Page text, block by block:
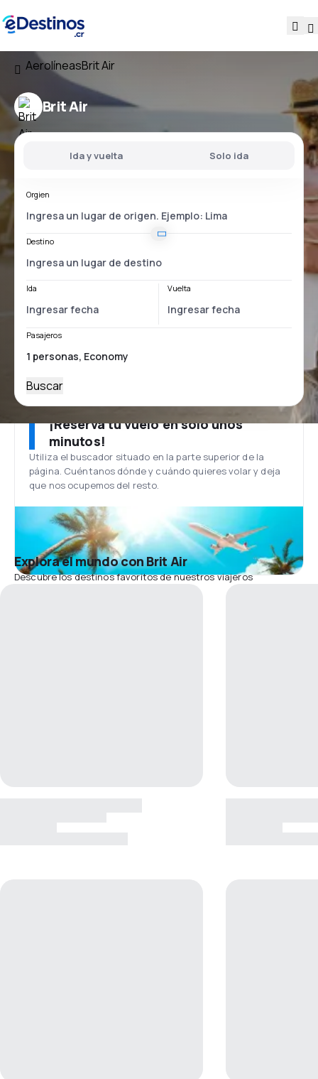
AerolíneasBrit Air
Brit Air
Ida y vuelta Solo ida
Orgien
Destino
Ida Vuelta
Pasajeros
Buscar
¡Reserva tu vuelo en solo unos
minutos!
Utiliza el buscador situado en la parte superior de la
página. Cuéntanos dónde y cuándo quieres volar y deja
que nos ocupemos del resto.
Explora el mundo con Brit Air
Descubre los destinos favoritos de nuestros viajeros